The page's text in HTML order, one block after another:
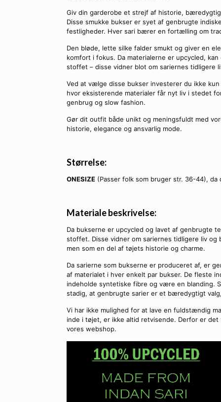
Giv din garderobe et strejf af historie,
Disse smukke bukser er syet af genbrugte
festligheder. Hver sari bærer en fortælling om
Den bløde, lette silke falder smukt og giver en
komfort i fokus. Da materialerne er upcycled,
stoffet – disse vidner blot om sariernes tidligere
Ved at vælge disse bukser investerer du ikke
hvor eksisterende materialer får nyt liv i stedet
genbrug og slow fashion.
Gør dit outfit både unikt og meningsfuldt med
historie, elegance og ansvarlig mode.
Størrelse:
ONESIZE (Passer folk som bruger str. 36-44),
Materiale beskrivelse:
Da bukserne er upcycled og lavet af genbrugte
stoffet. Disse vidner om sariernes tidligere liv og
men som en del af tøjets historie og charme.
Da sarierne som bukserne er produceret af, er
af materialet i hver enkelt par bukser. De fleste
indeholde syntetiske fibre og være en blanding.
stadig, at genbrugte sarier er et bæredygtigt
Vi har ikke mulighed for at lave en fuldstændig
inde i tøjet, er ikke altid retvisende. Derfor er
vores webshop.